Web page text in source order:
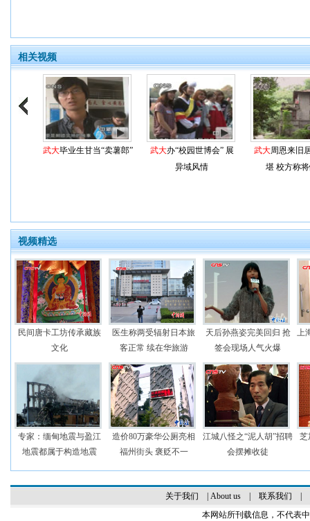
相关视频
武大毕业生甘当“卖薯郎” 武大办“校园世博会” 展
异域风情
武大周恩来旧
堪 校方称
视频精选
民间唐卡工坊传承藏族
文化
医生称两受辐射日本旅
客正常 续在华旅游
天后孙燕姿完美回归 抢
签会现场人气火爆
上
专家：缅甸地震与盈江
地震都属于构造地震
造价80万豪华公厕亮相
福州街头 褒贬不一
江城八怪之“泥人胡”招聘
会摆摊收徒
芝
关于我们 About us| 联系我们
本网站所刊载信息，不代表